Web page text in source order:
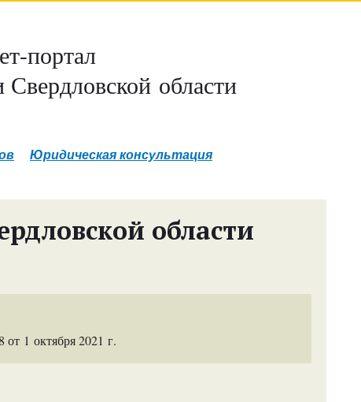
портал
области
Юридическая консультация
области
1 октября 2021 г.